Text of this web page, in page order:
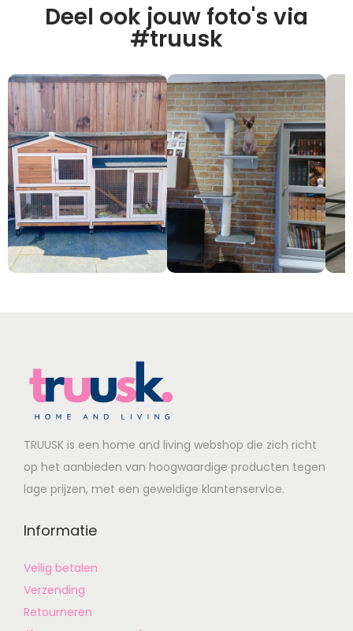
Deel ook jouw foto's via
#truusk
TRUUSK is een home and living webshop die zich richt
op het aanbieden van hoogwaardige producten tegen
lage prijzen, met een geweldige klantenservice.
Informatie
Veilig betalen
Verzending
Retourneren